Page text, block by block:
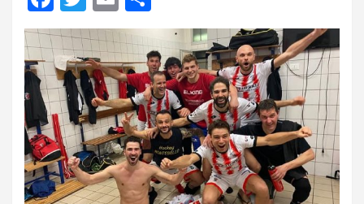
a
ce
b
o
o
k
wi
tt
er
m
ail
o
m
p
ar
tir